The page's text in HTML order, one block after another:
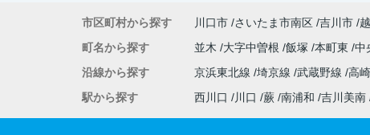
市区町村から探す 川口市 さいたま市南区 吉川市
町名から探す
並木 大字中曽根 飯塚 本町東 中
沿線から探す
京浜東北線 埼京線 武蔵野線 高
駅から探す
西川口 川口 蕨 南浦和 吉川美南